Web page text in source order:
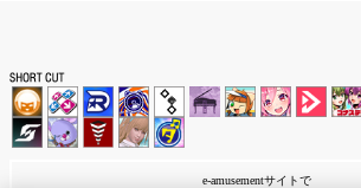
e-amusementサイトで